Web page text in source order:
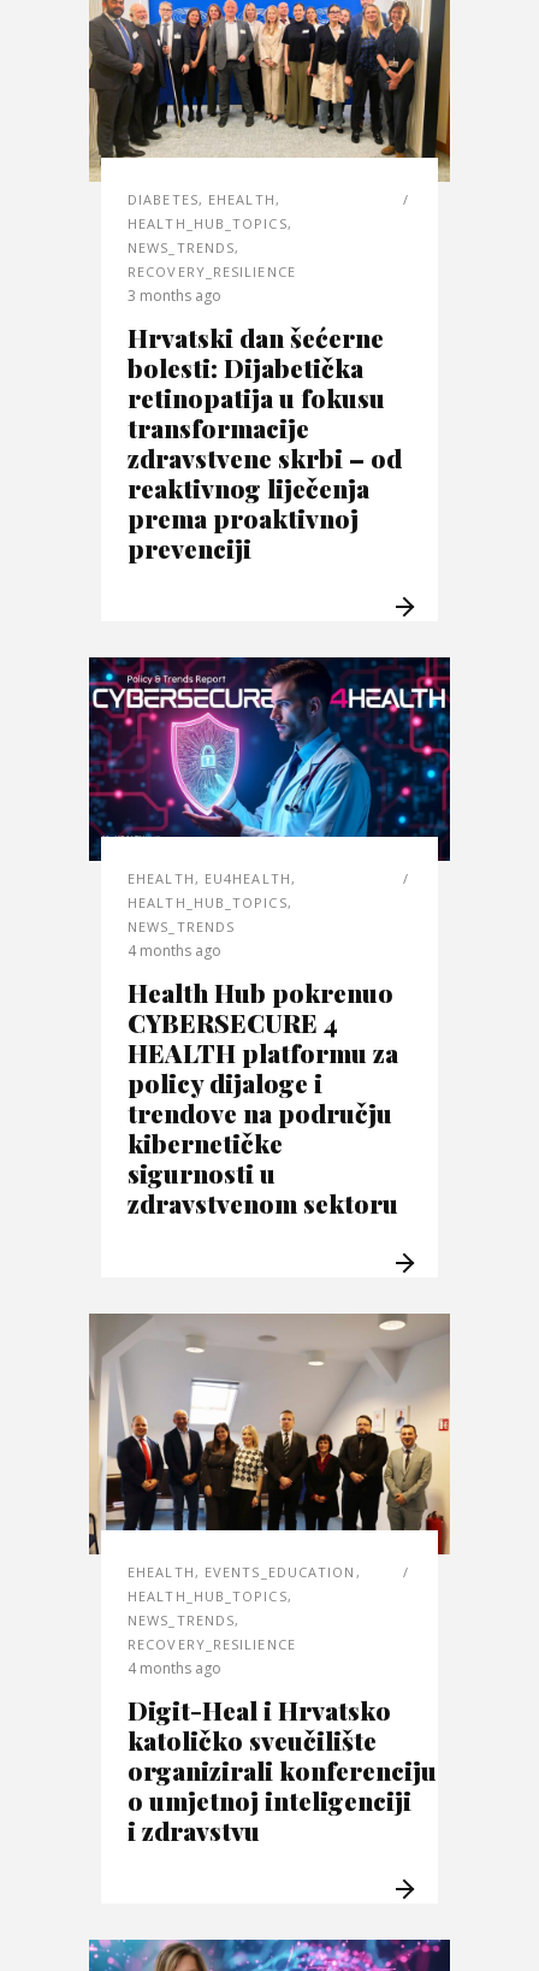
DIABETES, EHEALTH,
HEALTH_HUB_TOPICS,
NEWS_TRENDS,
RECOVERY_RESILIENCE
3 months ago
Hrvatski dan šećerne
bolesti: Dijabetička
retinopatija u fokusu
transformacije
zdravstvene skrbi – od
reaktivnog liječenja
prema proaktivnoj
prevenciji
EHEALTH, EU4HEALTH,
HEALTH_HUB_TOPICS,
NEWS_TRENDS
4 months ago
Health Hub pokrenuo
CYBERSECURE 4
HEALTH platformu za
policy dijaloge i
trendove na području
kibernetičke
sigurnosti u
zdravstvenom sektoru
EHEALTH , EVENTS_EDUCATION ,
HEALTH_HUB_TOPICS,
NEWS_TRENDS,
RECOVERY_RESILIENCE
4 months ago
Digit-Heal i Hrvatsko
katoličko sveučilište
organizirali konferenciju
o umjetnoj inteligenciji
i zdravstvu